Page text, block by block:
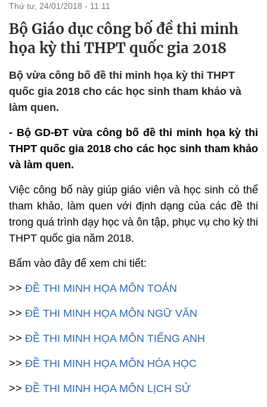
thứ tư, 24/01/2018 - 11:11
Bộ Giáo dục công bố đề thi minh
họa kỳ thi THPT quốc gia 2018
Bộ vừa công bố đề thi minh họa kỳ thi THPT
quốc gia 2018 cho các học sinh tham khảo và
làm quen.
- Bộ GD-ĐT vừa công bố đề thi minh họa kỳ thi
THPT quốc gia 2018 cho các học sinh tham khảo
và làm quen.
Việc công bố này giúp giáo viên và học sinh có thể
tham khảo, làm quen với định dạng của các đề thi
trong quá trình dạy học và ôn tập, phục vụ cho kỳ thi
THPT quốc gia năm 2018.
Bấm vào đây để xem chi tiết:
>> ĐỀ THI MINH HỌA MÔN TOÁN
>> ĐỀ THI MINH HỌA MÔN NGỮ VĂN
>> ĐỀ THI MINH HỌA MÔN TIẾNG ANH
>> ĐỀ THI MINH HỌA MÔN HÓA HỌC
>> ĐỀ THI MINH HỌA MÔN LỊCH SỬ